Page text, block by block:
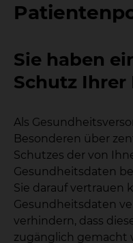
Sie haben
Schutz Ihrer
Als
Besonderen über
Schutzes der von
Gesundheitsdaten
Sie darauf vertrauen
Gesundheitsdaten
verhindern, dass
zugänglich gemacht